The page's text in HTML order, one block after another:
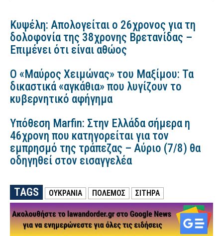
Κυψέλη: Απολογείται ο 26χρονος για τη
δολοφονία της 38χρονης Βρετανίδας –
Επιμένει ότι είναι αθώος
Ο «Μαύρος Χειμώνας» του Μαξίμου: Τα
δικαστικά «αγκάθια» που λυγίζουν το
κυβερνητικό αφήγημα
Υπόθεση Marfin: Στην Ελλάδα σήμερα η
46χρονη που κατηγορείται για τον
εμπρησμό της τράπεζας – Αύριο (7/8) θα
οδηγηθεί στον εισαγγελέα
TAGS ΟΥΚΡΑΝΙΑ ΠΟΛΕΜΟΣ ΣΙΤΗΡΆ